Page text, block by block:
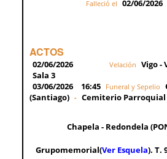
Falleció el 02/06/2026
ACTOS
02/06/2026 Velación Vigo -
Sala 3
03/06/2026
16:45 Funeral y Sepelio
(Santiago) - Cemiterio Parroquial
Chapela - Redondela
Grupomemorial(Ver Esquela). T.